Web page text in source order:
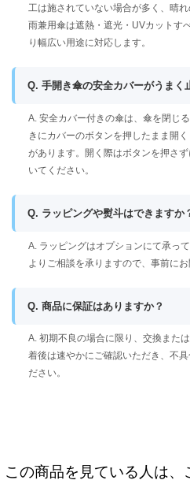
工は施されていない場合が多く、晴
雨兼用傘は遮熱・遮光・UVカットす
り幅広い用途に対応します。
Q. 手開き傘の安全カバーがうまく
A. 安全カバー付きの傘は、傘を閉じ
きにカバーのボタンを押したまま開
があります。開く際はボタンを押さ
いてください。
Q. ラッピングや熨斗はできますか
A. ラッピングはオプションにて承っ
よりご相談を承りますので、事前にお
Q. 商品に保証はありますか？
A. 初期不良の場合に限り、交換また
着後は速やかにご確認いただき、不
ださい。
この商品を見ている人は